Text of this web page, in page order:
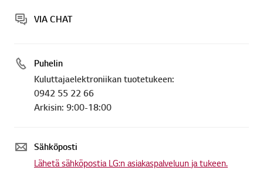
VIA CHAT
Puhelin
Kuluttajaelektroniikan tuotetukeen:
0942 55 22 66
Arkisin: 9:00-18:00
Sähköposti
Lähetä sähköpostia LG:n asiakaspalveluun ja tukeen.